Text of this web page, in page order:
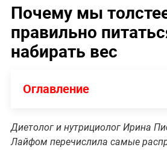
Почему мы
правильно
набирать вес
Оглавление
Диетолог и нутрициолог Ирина
Лайфом перечислила самые